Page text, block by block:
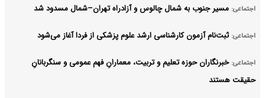
اجتماعی: مسیر جنوب به شمال چالوس و آزادراه تهران–شمال مسدود شد
اجتماعی: ثبت‌نام‌ آزمون کارشناسی ارشد علوم پزشکی از فردا آغاز می‌شود
اجتماعی: خبرنگاران حوزه تعلیم و تربیت، معمارانِ فهم عمومی و سنگربانانِ
حقیقت هستند